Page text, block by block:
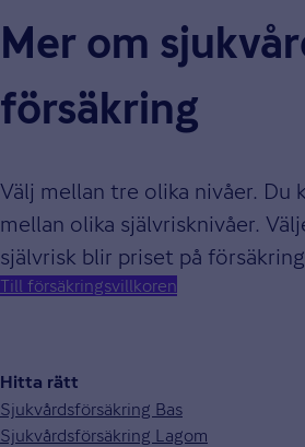
Mer om
försäkring
Välj mellan tre olika nivåer. Du
mellan olika självrisknivåer.
självrisk blir priset på
Till försäkringsvillkoren
Hitta rätt
Sjukvårdsförsäkring Bas
Sjukvårdsförsäkring Lagom